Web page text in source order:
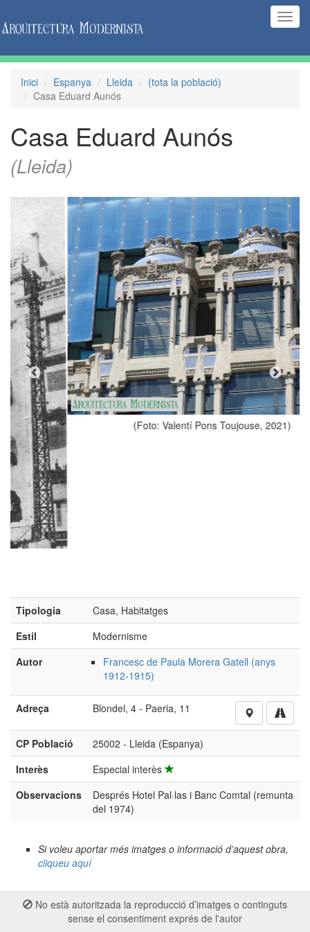
Inici Espanya Lleida
(tota la població)
Casa Eduard Aunós
Casa Eduard Aunós
(Lleida)
(Foto: Valentí Pons Toujouse, 2021)
Tipologia
Estil
Adreça Blondel, 4 - Paeria, 11
CP Població
25002 - Lleida (Espanya)
Interès
Especial interès
del 1974)
Si voleu aportar més imatges o informació d’aquest obra,
cliqueu aquí
No està autoritzada la reproducció d’imatges o continguts
sense el consentiment exprés de l'autor